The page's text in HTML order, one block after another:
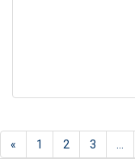
« 1 2 3